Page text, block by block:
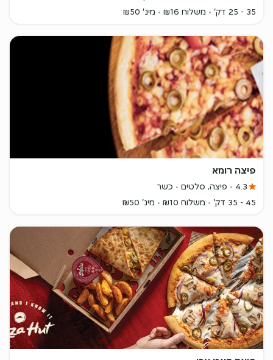
35 - 25 דק'
משלוח ₪16 מינ' ₪50
פיצה רומא
4.3 פיצה, סלטים
כשר
45 - 35 דק'
משלוח ₪10 מינ' ₪50